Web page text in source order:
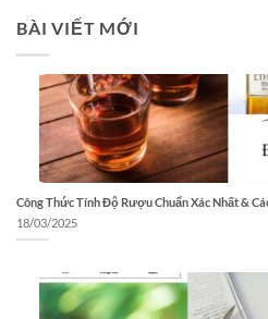
BÀI VIẾT MỚI
Công Thức Tính Độ Rượu Chuẩn Xác Nhất &
18/03/2025